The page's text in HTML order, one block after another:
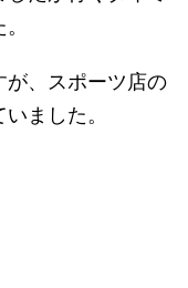
が、スポーツ店の
ました。